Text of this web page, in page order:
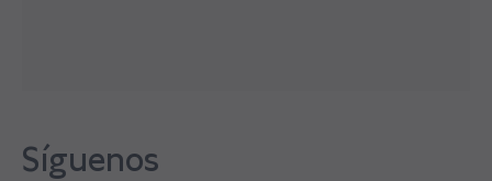
Síguenos